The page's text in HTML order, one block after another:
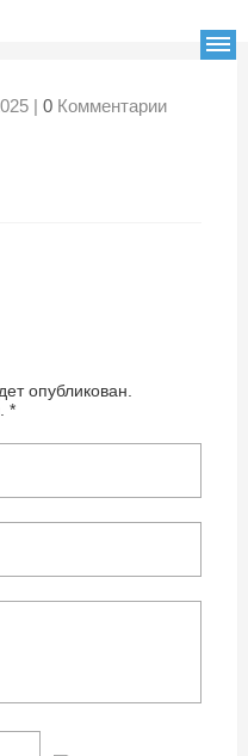
| 0Комментарии
опубликован.
*